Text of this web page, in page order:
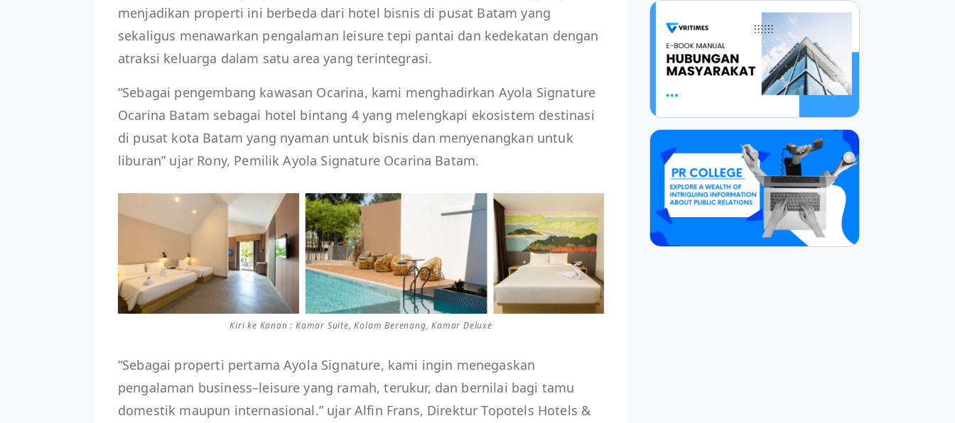
menjadikan properti ini berbeda dari hotel bisnis di pusat Batam yang
sekaligus menawarkan pengalaman leisure tepi pantai dan kedekatan dengan
atraksi keluarga dalam satu area yang terintegrasi.
“Sebagai pengembang kawasan Ocarina, kami menghadirkan Ayola Signature
Ocarina Batam sebagai hotel bintang 4 yang melengkapi ekosistem destinasi
di pusat kota Batam yang nyaman untuk bisnis dan menyenangkan untuk
liburan” ujar Rony, Pemilik Ayola Signature Ocarina Batam.
Kiri ke Kanan : Kamar Suite, Kolam Berenang, Kamar Deluxe
“Sebagai properti pertama Ayola Signature, kami ingin menegaskan
pengalaman business–leisure yang ramah, terukur, dan bernilai bagi tamu
domestik maupun internasional.” ujar Alfin Frans, Direktur Topotels Hotels &